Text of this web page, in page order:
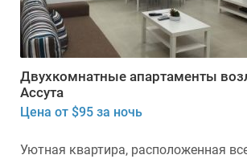
Двухкомнатные апартаменты
Ассута
Цена от $95 за ночь
Уютная квартира, расположенная